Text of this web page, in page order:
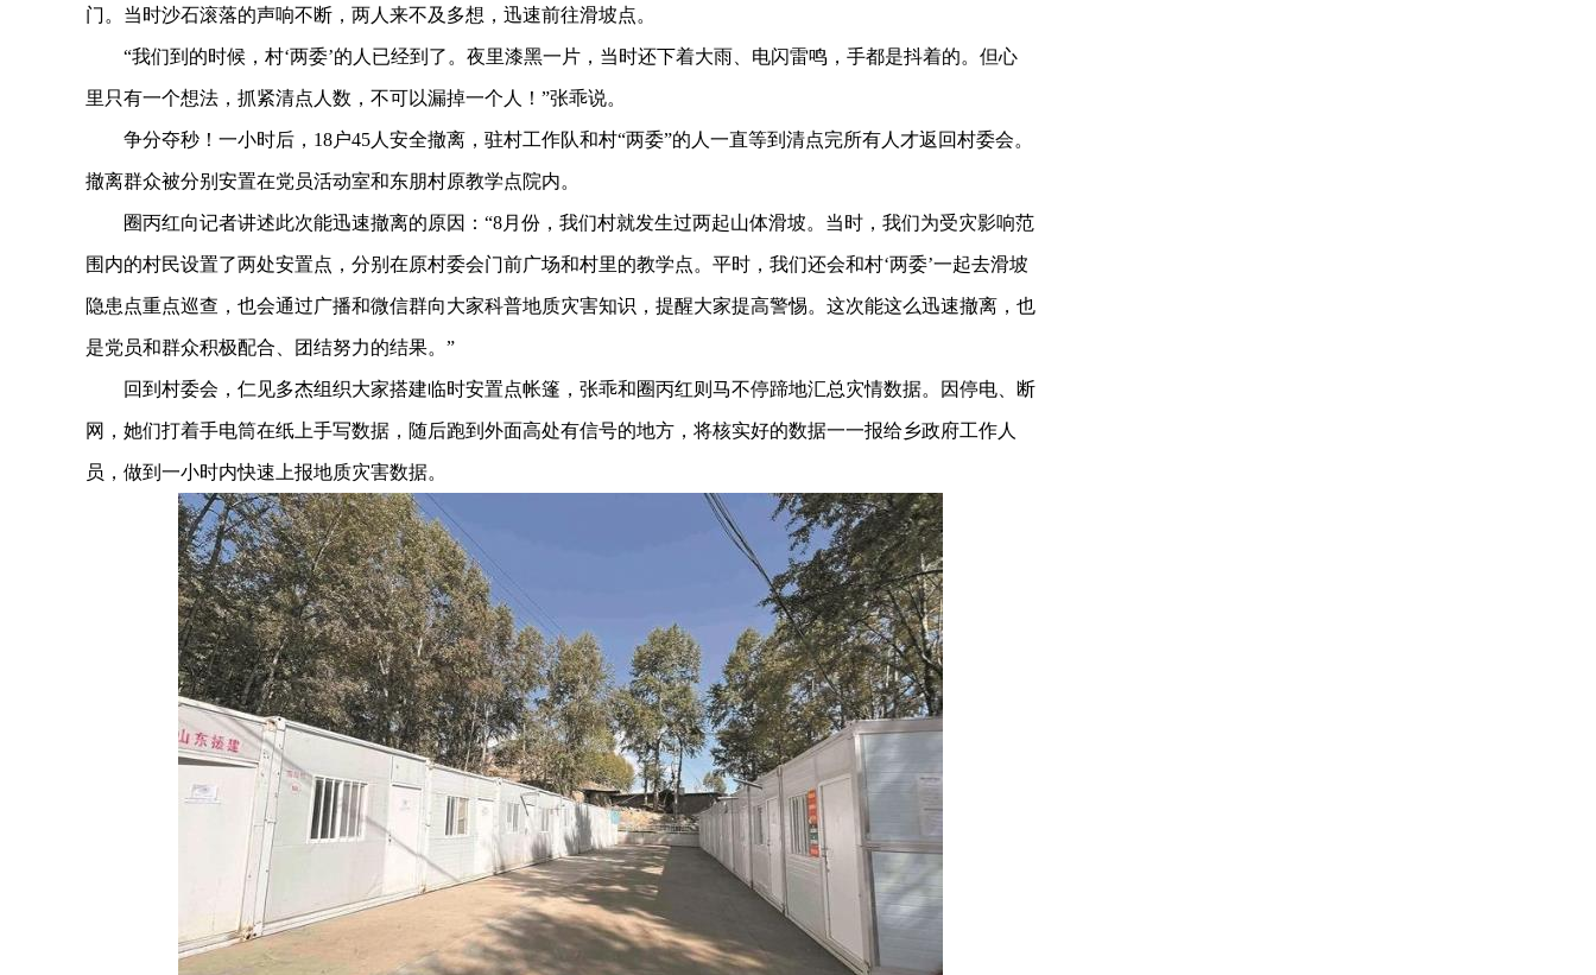
门。当时沙石滚落的声响不断，两人来不及多想，迅速前往滑坡点。
“我们到的时候，村‘两委’的人已经到了。夜里漆黑一片，当时还下着大雨、电闪雷鸣，手都是抖着的。但心
里只有一个想法，抓紧清点人数，不可以漏掉一个人！”张乖说。
争分夺秒！一小时后，18户45人安全撤离，驻村工作队和村“两委”的人一直等到清点完所有人才返回村委会。
撤离群众被分别安置在党员活动室和东朋村原教学点院内。
圈丙红向记者讲述此次能迅速撤离的原因：“8月份，我们村就发生过两起山体滑坡。当时，我们为受灾影响范
围内的村民设置了两处安置点，分别在原村委会门前广场和村里的教学点。平时，我们还会和村‘两委’一起去滑坡
隐患点重点巡查，也会通过广播和微信群向大家科普地质灾害知识，提醒大家提高警惕。这次能这么迅速撤离，也
是党员和群众积极配合、团结努力的结果。”
回到村委会，仁见多杰组织大家搭建临时安置点帐篷，张乖和圈丙红则马不停蹄地汇总灾情数据。因停电、断
网，她们打着手电筒在纸上手写数据，随后跑到外面高处有信号的地方，将核实好的数据一一报给乡政府工作人
员，做到一小时内快速上报地质灾害数据。